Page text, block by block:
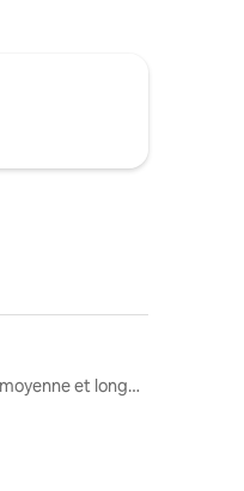
Locations moyenne et longue durée